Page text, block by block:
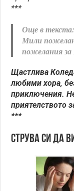
***
Още в текста:
Мили
пожелания за
Щастлива
любими хора,
приключения.
приятелството
***
Струва си да